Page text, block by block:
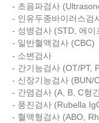
- 초음파검사
- 인유두종바이러스검
- 성병검사 (STD, 에이
- 일반혈액검사 (CBC)
- 소변검사
- 간기능검사 (OT/PT,
- 신장기능검사 (BUN/
- 간염검사 (A, B, C형
- 풍진검사 (Rubella
- 혈액형검사 (ABO,